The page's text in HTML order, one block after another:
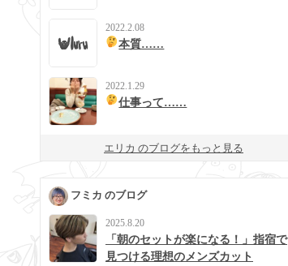
2022.2.08
本質……
2022.1.29
仕事って……
エリカ のブログをもっと見る
フミカ のブログ
2025.8.20
「朝のセットが楽になる！」指宿で
見つける理想のメンズカット